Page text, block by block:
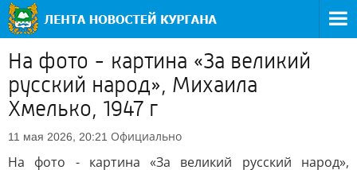
На фото - картина «За великий
русский народ», Михаила
Хмелько, 1947 г
11 мая 2026, 20:21 Официально
На фото - картина «За великий русский народ»,